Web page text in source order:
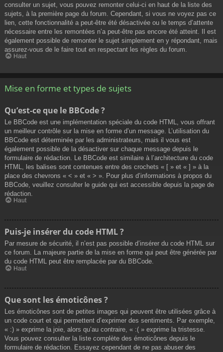
consulter un sujet, vous pouvez remonter celui-ci en haut de la liste des
sujets, à la première page du forum. Cependant, si vous ne voyez pas ce
lien, cette fonctionnalité a peut-être été désactivée ou le temps d’attente
nécessaire entre les remontées n’a peut-être pas encore été atteint. Il est
également possible de remonter le sujet simplement en y répondant, mais
assurez-vous de le faire tout en respectant les règles du forum.
Haut
Mise en forme et types de sujets
Qu’est-ce que le BBCode ?
Le BBCode est une implémentation spéciale du code HTML, vous offrant
un meilleur contrôle sur la mise en forme d’un message. L’utilisation du
BBCode est déterminée par les administrateurs, mais il vous est
également possible de la désactiver sur chaque message depuis le
formulaire de rédaction. Le BBCode est similaire à l’architecture du code
HTML, les balises sont contenues entre des crochets « [ » et « ] » à la
place des chevrons « < » et « > ». Pour plus d’informations à propos du
BBCode, veuillez consulter le guide qui est accessible depuis la page de
rédaction.
Haut
Puis-je insérer du code HTML ?
Par mesure de sécurité, il n’est pas possible d’insérer du code HTML sur
ce forum. La majeure partie de la mise en forme qui peut être générée par
du code HTML peut être remplacée par du BBCode.
Haut
Que sont les émoticônes ?
Les émoticônes sont de petites images qui peuvent être utilisées grâce à
un code court et qui permettent d’exprimer des sentiments. Par exemple,
« :) » exprime la joie, alors qu’au contraire, « :( » exprime la tristesse.
Vous pouvez consulter la liste complète des émoticônes depuis le
formulaire de rédaction. Essayez cependant de ne pas abuser des